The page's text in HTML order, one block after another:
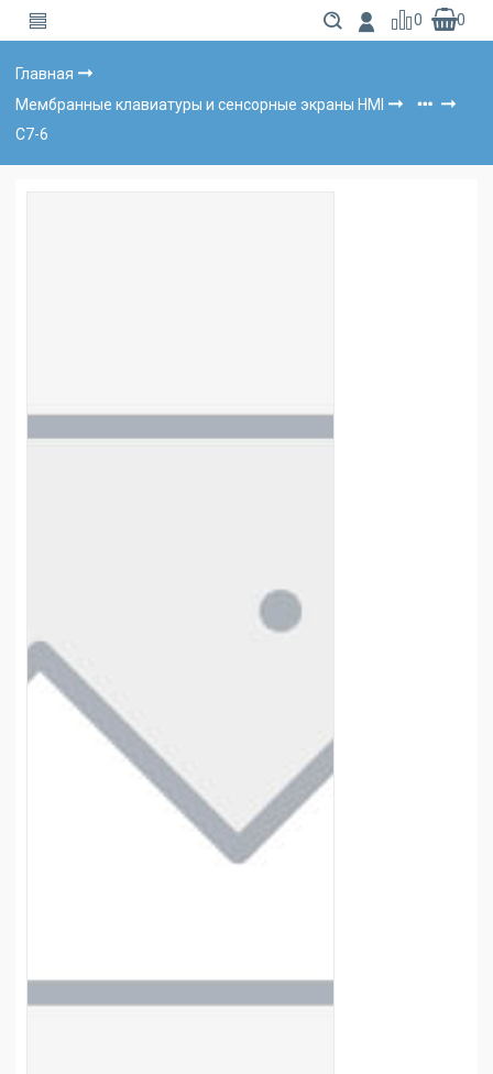
0 0
Главная
Мембранные клавиатуры и сенсорные экраны HMI
C7-6